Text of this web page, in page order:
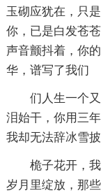
玉砌应犹在，只
你，已是白发苍
声音颤抖着，你
华，谱写了我们
们人生一个
泪始干，你用三
我却无法辞冰雪
桅子花开，
岁月里绽放，那